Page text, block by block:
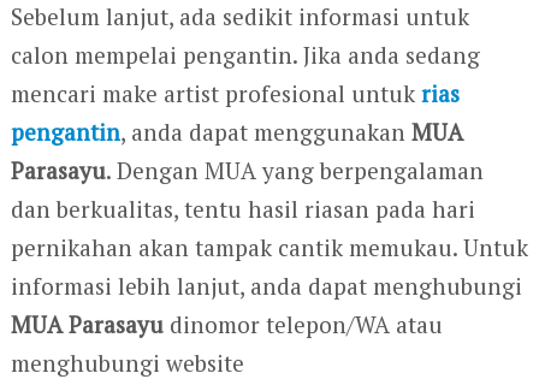
Sebelum lanjut, ada sedikit informasi untuk
calon mempelai pengantin. Jika anda sedang
mencari make artist profesional untuk rias
pengantin, anda dapat menggunakan MUA
Parasayu. Dengan MUA yang berpengalaman
dan berkualitas, tentu hasil riasan pada hari
pernikahan akan tampak cantik memukau. Untuk
informasi lebih lanjut, anda dapat menghubungi
MUA Parasayudinomor telepon/WA atau
menghubungi website